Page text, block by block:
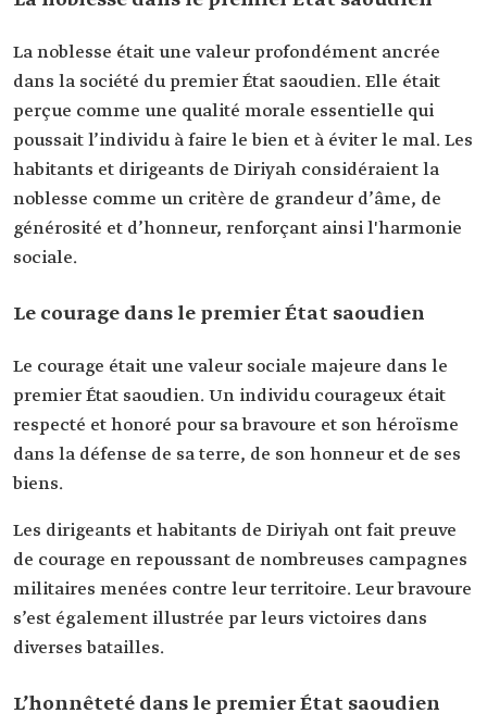
La noblesse était une valeur profondément ancrée
dans la société du premier État saoudien. Elle était
perçue comme une qualité morale essentielle qui
poussait l’individu à faire le bien et à éviter le mal. Les
habitants et dirigeants de Diriyah considéraient la
noblesse comme un critère de grandeur d’âme, de
générosité et d’honneur, renforçant ainsi l'harmonie
sociale.
Le courage dans le premier État saoudien
Le courage était une valeur sociale majeure dans le
premier État saoudien. Un individu courageux était
respecté et honoré pour sa bravoure et son héroïsme
dans la défense de sa terre, de son honneur et de ses
biens.
Les dirigeants et habitants de Diriyah ont fait preuve
de courage en repoussant de nombreuses campagnes
militaires menées contre leur territoire. Leur bravoure
s’est également illustrée par leurs victoires dans
diverses batailles.
L’honnêteté dans le premier État saoudien